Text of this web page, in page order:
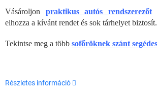
Vásároljon praktikus autós rendszerezőt
elhozza a kívánt rendet és sok tárhelyet biztosít.
Tekintse meg a több sofőröknek szánt
Részletes információ